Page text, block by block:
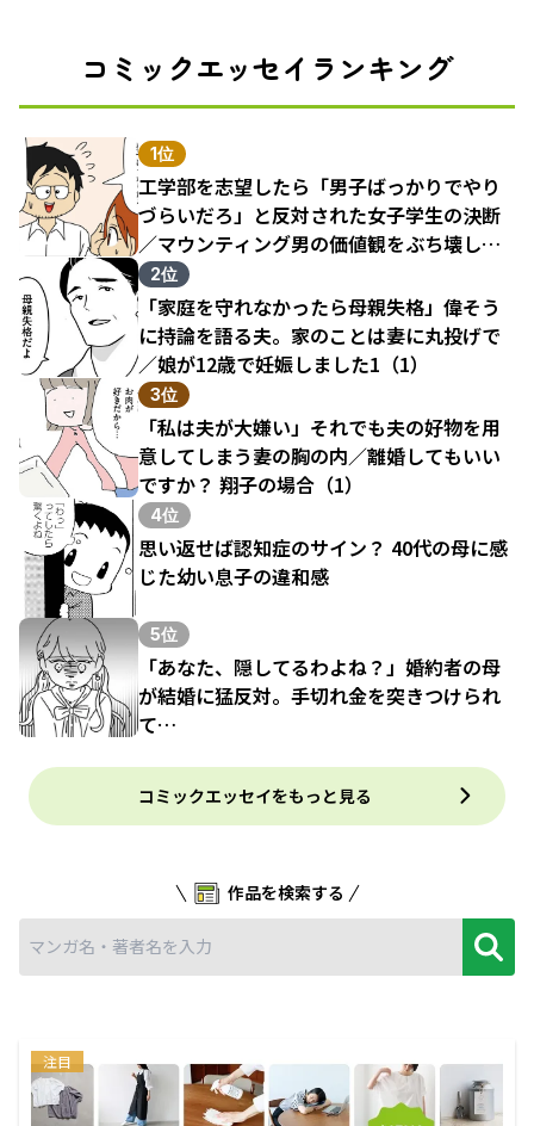
コミックエッセイランキング
1位
工学部を志望したら「男子ばっかりでやり
づらいだろ」と反対された女子学生の決断
／マウンティング男の価値観をぶち壊した
結果（1）
2位
「家庭を守れなかったら母親失格」偉そう
に持論を語る夫。家のことは妻に丸投げで
／娘が12歳で妊娠しました1（1）
3位
「私は夫が大嫌い」それでも夫の好物を用
意してしまう妻の胸の内／離婚してもいい
ですか？ 翔子の場合（1）
4位
思い返せば認知症のサイン？ 40代の母に感
じた幼い息子の違和感
5位
「あなた、隠してるわよね？」婚約者の母
が結婚に猛反対。手切れ金を突きつけられ
て…
コミックエッセイをもっと見る
作品を検索する
注目